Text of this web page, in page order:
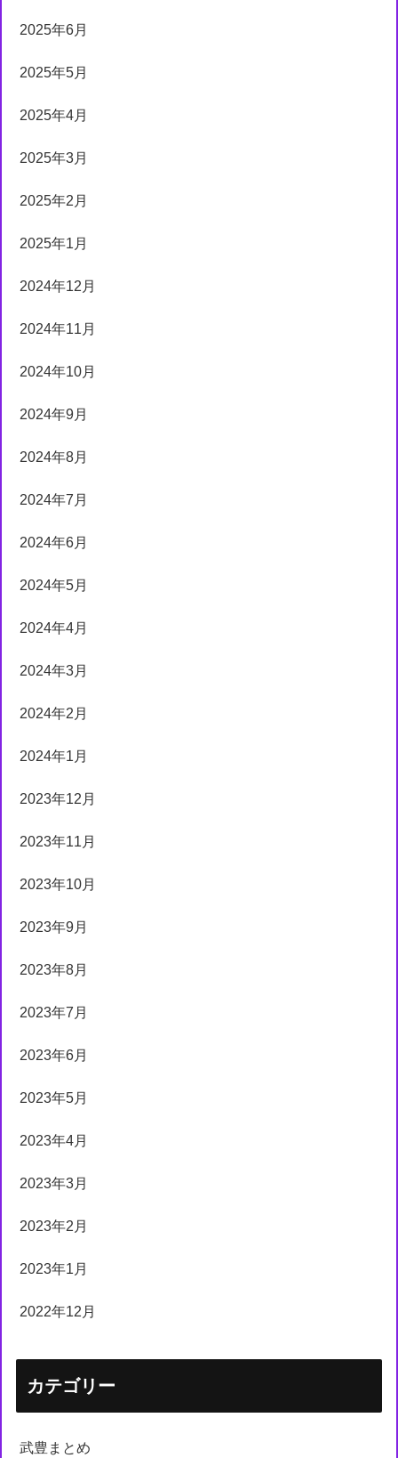
2025年6月
2025年5月
2025年4月
2025年3月
2025年2月
2025年1月
2024年12月
2024年11月
2024年10月
2024年9月
2024年8月
2024年7月
2024年6月
2024年5月
2024年4月
2024年3月
2024年2月
2024年1月
2023年12月
2023年11月
2023年10月
2023年9月
2023年8月
2023年7月
2023年6月
2023年5月
2023年4月
2023年3月
2023年2月
2023年1月
2022年12月
カテゴリー
武豊まとめ